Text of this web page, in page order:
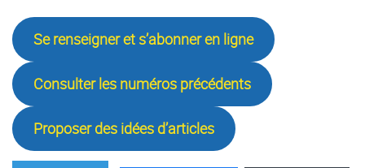
Se renseigner et s’abonner en ligne
Consulter les numéros précédents
Proposer des idées d’articles